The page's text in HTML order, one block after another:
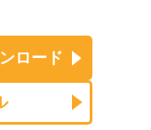
ロード